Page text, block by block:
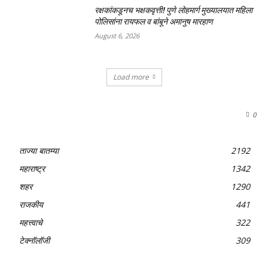
रक्षकांकडूनच भक्षकवृत्ती! पुणे लोहमार्ग मुख्यालयात महिला
पोलिसांना रायफल व बांबूने अमानुष मारहाण
August 6, 2026
Load more
0
ताज्या बातम्या
2192
महाराष्ट्र
1342
शहर
1290
राजकीय
441
महत्त्वाचे
322
टेक्नॉलॉजी
309